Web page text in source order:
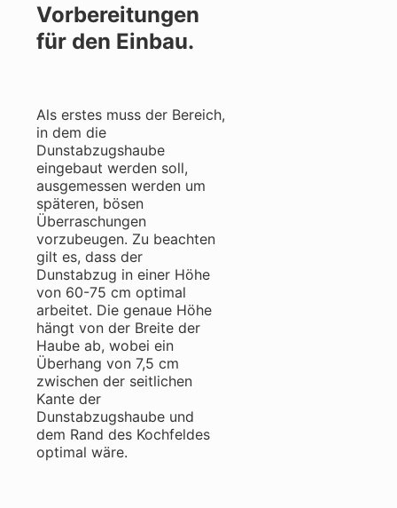
Vorbereitungen
für den Einbau.
Als erstes muss der Bereich,
in dem die
Dunstabzugshaube
eingebaut werden soll,
ausgemessen werden um
späteren, bösen
Überraschungen
vorzubeugen. Zu beachten
gilt es, dass der
Dunstabzug in einer Höhe
von 60-75 cm optimal
arbeitet. Die genaue Höhe
hängt von der Breite der
Haube ab, wobei ein
Überhang von 7,5 cm
zwischen der seitlichen
Kante der
Dunstabzugshaube und
dem Rand des Kochfeldes
optimal wäre.